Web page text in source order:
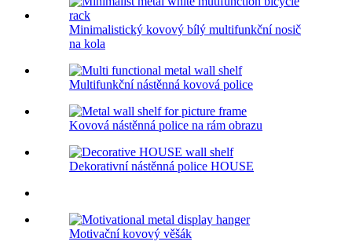
Minimalistický kovový bílý multifunkční nosič
na kola
Multifunkční nástěnná kovová police
Kovová nástěnná police na rám obrazu
Dekorativní nástěnná police HOUSE
Motivační kovový věšák